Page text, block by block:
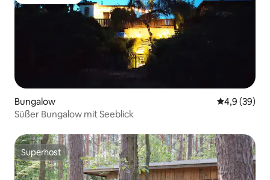
Bungalow
4,9 (39)
Süßer Bungalow mit Seeblick
Superhost
Superhost